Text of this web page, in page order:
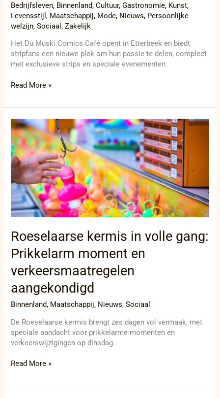
Bedrijfsleven, Binnenland,Cultuur,Gastronomie, Kunst,
Levensstijl, Maatschappij, Mode, Nieuws, Persoonlijke
welzijn,Sociaal,Zakelijk
Het Du Muski Comics Café opent in Etterbeek en biedt
stripfans een nieuwe plek om hun passie te delen, compleet
met exclusieve strips en speciale evenementen.
Read More »
Roeselaarse kermis in volle gang:
Prikkelarm moment en
verkeersmaatregelen
aangekondigd
Binnenland, Maatschappij, Nieuws,Sociaal
De Roeselaarse kermis brengt zes dagen vol vermaak, met
speciale aandacht voor prikkelarme momenten en
verkeerswijzigingen op dinsdag.
Roeselaarse
kermis
in
volle
gang:
Prikkelarm
moment
verkeersmaatregelen
aangekondigd
Read More »